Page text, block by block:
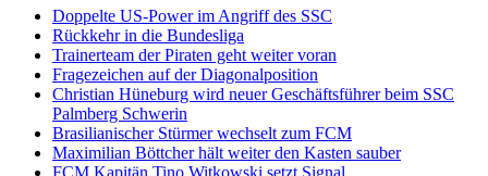
Doppelte US-Power im Angriff des SSC
Rückkehr in die Bundesliga
Trainerteam der Piraten geht weiter voran
Fragezeichen auf der Diagonalposition
Christian Hüneburg wird neuer Geschäftsführer beim SSC
Palmberg Schwerin
Brasilianischer Stürmer wechselt zum FCM
Maximilian Böttcher hält weiter den Kasten sauber
FCM Kapitän Tino Witkowski setzt Signal